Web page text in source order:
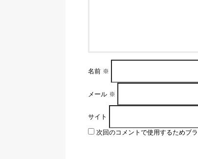
名前 ※
メール ※
サイト
次回のコメントで使用するためブ